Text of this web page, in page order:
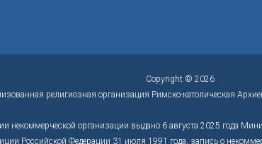
Copyright © 2026
религиозная организация Римско-католическая
некоммерческой организации выдано 6 августа 2025 года
Российской Федерации 31 июля 1991 года, запись о